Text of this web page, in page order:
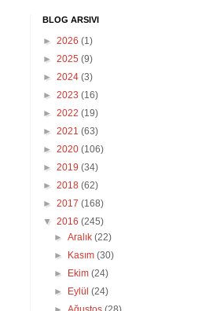
BLOG ARSIVI
► 2026 (1)
► 2025 (9)
► 2024 (3)
► 2023 (16)
► 2022 (19)
► 2021 (63)
► 2020 (106)
► 2019 (34)
► 2018 (62)
► 2017 (168)
▼ 2016 (245)
►Aralık(22)
►
Kasım(30)
►
Ekim(24)
►
Eylül(24)